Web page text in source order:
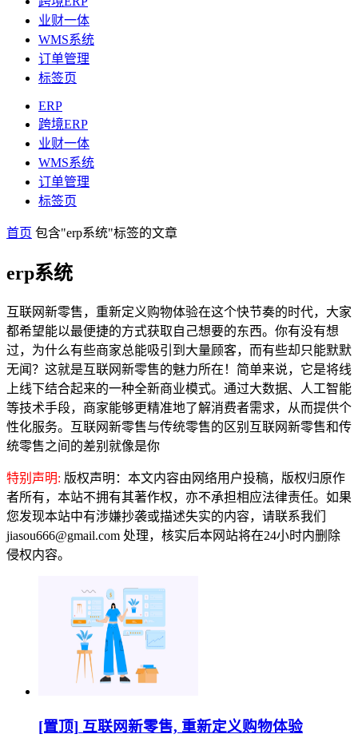
业财一体
WMS系统
订单管理
标签页
ERP
跨境ERP
业财一体
WMS系统
订单管理
标签页
首页 包含"erp系统"标签的文章
erp系统
互联网新零售，重新定义购物体验在这个快节奏的时代，大家
都希望能以最便捷的方式获取自己想要的东西。你有没有想
过，为什么有些商家总能吸引到大量顾客，而有些却只能默默
无闻？这就是互联网新零售的魅力所在！简单来说，它是将线
上线下结合起来的一种全新商业模式。通过大数据、人工智能
等技术手段，商家能够更精准地了解消费者需求，从而提供个
性化服务。互联网新零售与传统零售的区别互联网新零售和传
统零售之间的差别就像是你
特别声明: 版权声明：本文内容由网络用户投稿，版权归原作
者所有，本站不拥有其著作权，亦不承担相应法律责任。如果
您发现本站中有涉嫌抄袭或描述失实的内容，请联系我们
jiasou666@gmail.com 处理，核实后本网站将在24小时内删除
侵权内容。
[置顶] 互联网新零售, 重新定义购物体验